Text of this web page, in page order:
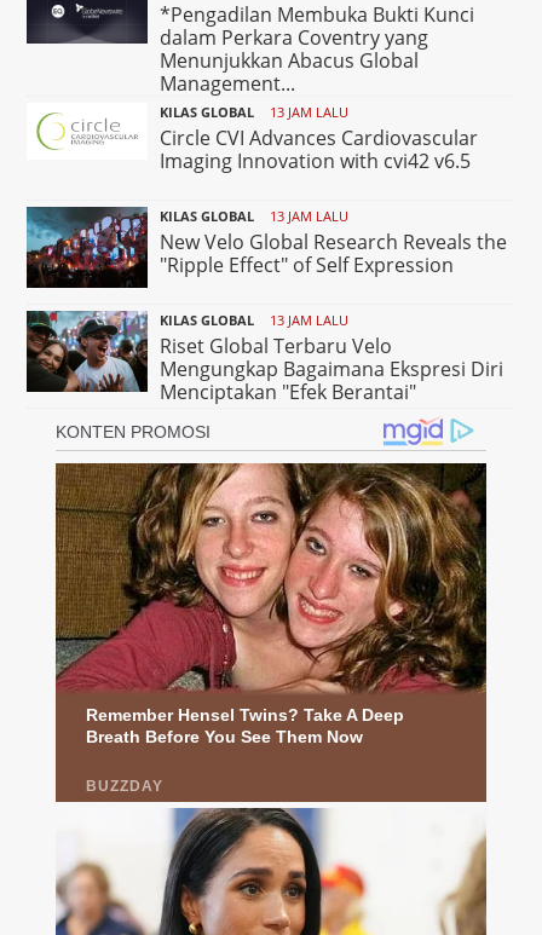
*Pengadilan Membuka Bukti Kunci
dalam Perkara Coventry yang
Menunjukkan Abacus Global
Management...
KILAS GLOBAL 13 JAM LALU
Circle CVI Advances Cardiovascular
Imaging Innovation with cvi42 v6.5
KILAS GLOBAL 13 JAM LALU
New Velo Global Research Reveals the
"Ripple Effect" of Self Expression
KILAS GLOBAL 13 JAM LALU
Riset Global Terbaru Velo
Mengungkap Bagaimana Ekspresi Diri
Menciptakan "Efek Berantai"